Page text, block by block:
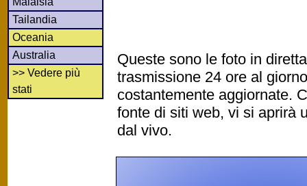
Tailandia
Oceania
Australia
>> Vedere più
stati
Queste sono le foto in
trasmissione 24 ore al
costantemente aggiornate.
fonte di siti web, vi si aprirà
dal vivo.